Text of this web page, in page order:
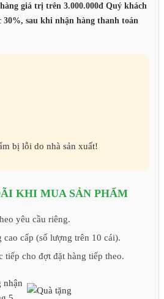
giá trị trên 3.000.000đ Quý khách
sau khi nhận hàng thanh toán
bị lỗi do nhà sản xuất!
KHI MUA SẢN PHẨM
yêu cầu riêng.
cao cấp (số lượng trên 10 cái).
tiếp cho đợt đặt hàng tiếp theo.